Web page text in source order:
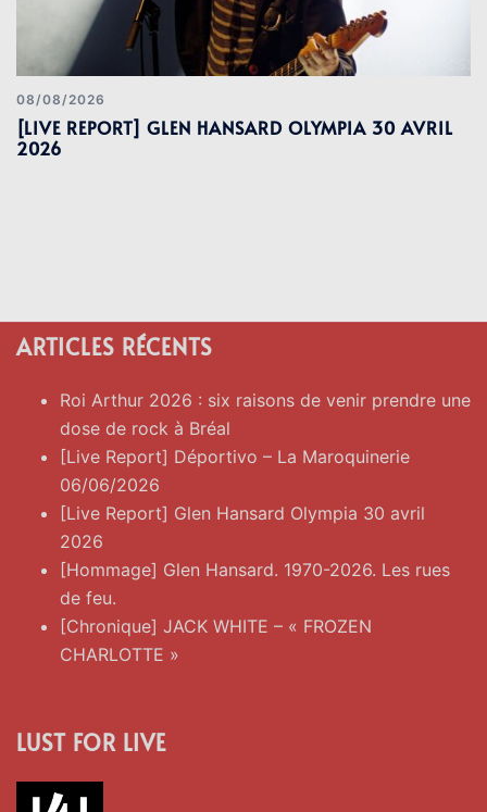
08/08/2026
[LIVE REPORT] GLEN HANSARD OLYMPIA 30 AVRIL
2026
ARTICLES RÉCENTS
Roi Arthur 2026 : six raisons de venir prendre une
dose de rock à Bréal
[Live Report] Déportivo – La Maroquinerie
06/06/2026
[Live Report] Glen Hansard Olympia 30 avril
2026
[Hommage] Glen Hansard. 1970-2026. Les rues
de feu.
[Chronique] JACK WHITE – « FROZEN
CHARLOTTE »
LUST FOR LIVE